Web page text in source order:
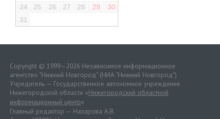
24
25 26 27 28 29
30
31
Copyright © 1999—2026 Независимое информационное
агентство "Нижний Новгород" (НИА "Нижний Новгород")
Учредитель — Государственное автономное учреждение
Нижегородской области «Нижегородский областной
информационный центр»
Главный редактор — Назарова А.В.